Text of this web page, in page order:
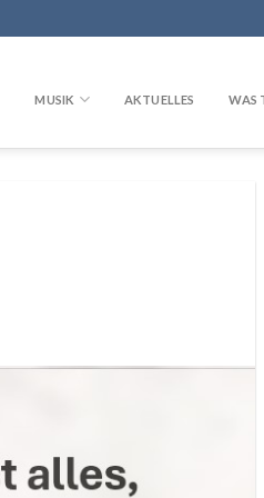
MUSIK AKTUELLES WAS